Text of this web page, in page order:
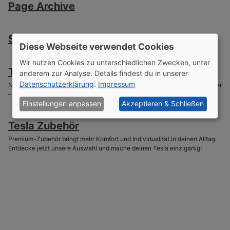
Page Archive
Shop
Tech Gadgets
Nützliche Tech Gadgets machen deinen Leben einfacher und komfortabler
– entdecke hier unsere Favoriten!
Tesla Zubehör
Premium-Zubehör bringt mehr Komfort und Individualität in deinen Alltag.
Entdecke jetzt unsere Auswahl und mache deinen Tesla einzigartig!
Diese Webseite verwendet Cookies
Wir nutzen Cookies zu unterschiedlichen Zwecken, unter
anderem zur Analyse. Details findest du in unserer
Datenschutzerklärung. Impressum
Einstellungen anpassen Akzeptieren & Schließen